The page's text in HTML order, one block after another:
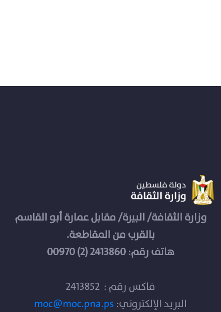
وزارة الثقافة/ البيرة/ مقابل عمارة أبو القاسم
بالقرب من المقاطعة.
هاتف رقم: 2413860 (2) 00970
فاكس رقم : 2413852
البريد الإلكتروني: moc@moc.pna.ps